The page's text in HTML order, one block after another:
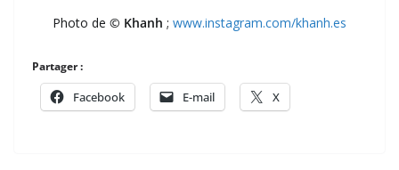
Photo de © Khanh ; www.instagram.com/khanh.es
Partager :
Facebook E-mail X